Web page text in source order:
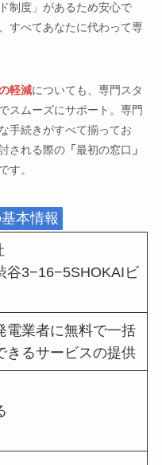
制度」があるため安心で
すべてあなたに代わって専
軽減についても、専門スタ
スムーズにサポート。専門
手続きがすべて揃ってお
される際の「 最初の窓口 」
す。
本情報
谷3−16−5SHOKAIビ
電業者に無料で一括
きるサービスの提供